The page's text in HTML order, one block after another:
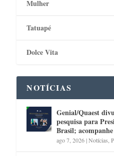
Mulher
Tatuapé
Dolce Vita
NOTÍCIAS
Genial/Quaest
pesquisa para
Brasil;
ago 7, 2026|Notícias ,